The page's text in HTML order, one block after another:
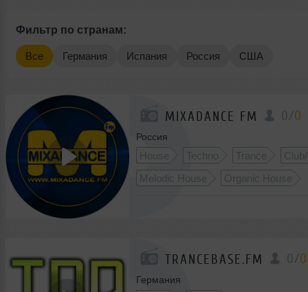
Фильтр по странам:
Все Германия Испания Россия США
MIXADANCE FM 0/0
Россия
House Techno Trance
Melodic House
Organic House
TRANCEBASE.FM 0/0
Германия